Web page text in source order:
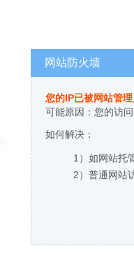
网站防火墙
您的IP已被网站管
可能原因：您的访
如何解决：
1）如网站托
2）普通网站